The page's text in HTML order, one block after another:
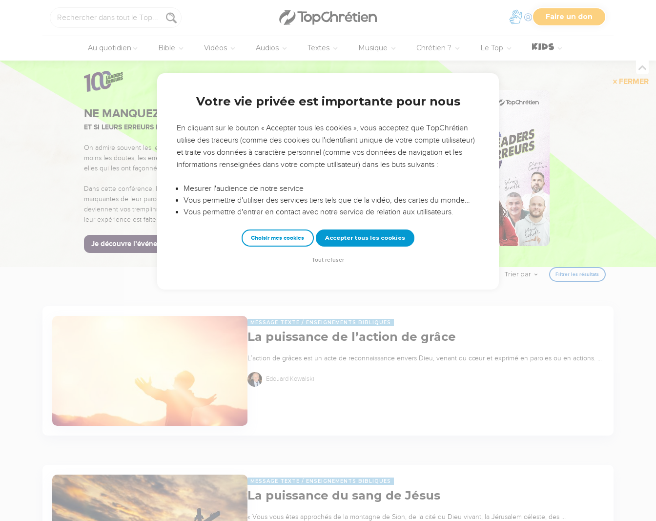
Faire un don
Au quotidien Bible Vidéos Audios Textes Musique Chrétien ? Le Top
FERMER
NE MANQUEZ PAS L’ÉVÉNEMENT DE L’ANNÉE !
ET SI LEURS ERREURS POUVAIENT VOUS ÉVITER LES VOTRES ?
On admire souvent les leaders pour leurs réussites, leur impact, leur foi ou leur vision. Mais on voit
moins les doutes, les erreurs et les saisons difficiles qu'ils ont traversés, alors même que ce sont
elles qui les ont façonnés.
Dans cette conférence, leaders, entrepreneurs, et responsables reviennent sur les erreurs
marquantes de leur parcours et les clés pour avancer avec plus de sagesse afin que leurs erreurs
deviennent vos tremplins. Que vous guidiez un ministère, une équipe, un groupe ou une famille,
leur expérience est faite pour vous.
Je découvre l’événement
Trier par Filtrer les résultats
MESSAGE TEXTE ENSEIGNEMENTS BIBLIQUES
La puissance de l’action de grâce
L’action de grâces est un acte de reconnaissance envers Dieu, venant du cœur et exprimé en paroles ou en actions. …
Edouard Kowalski
MESSAGE TEXTE ENSEIGNEMENTS BIBLIQUES
La puissance du sang de Jésus
« Vous vous êtes approchés de la montagne de Sion, de la cité du Dieu vivant, la Jérusalem céleste, des …
Votre vie privée est importante pour nous
En cliquant sur le bouton « Accepter tous les cookies », vous acceptez que TopChrétien
utilise des traceurs (comme des cookies ou l'identifiant unique de votre compte utilisateur)
et traite vos données à caractère personnel (comme vos données de navigation et les
informations renseignées dans votre compte utilisateur) dans les buts suivants :
Mesurer l'audience de notre service
Vous permettre d'utiliser des services tiers tels que de la vidéo, des cartes du monde…
Vous permettre d'entrer en contact avec notre service de relation aux utilisateurs.
Choisir mes cookies Accepter tous les cookies
Tout refuser